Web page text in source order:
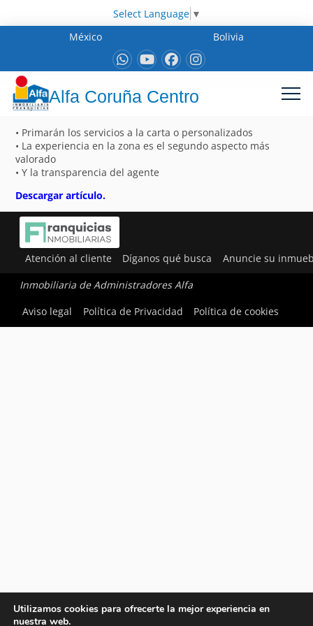
Select Language ▼
México
Bolivia
Alfa Coruña Centro
• Primarán los servicios a la carta o personalizados
• La experiencia en la zona es el segundo aspecto más
valorado
• Y la transparencia del agente
Descargar artículo.
Atención al cliente Díganos qué busca Anuncie su
Inmobiliaria de Administradores Alfa
Aviso legal
Política de Privacidad Política de cookies
Utilizamos cookies para ofrecerte la mejor experiencia en
nuestra web.